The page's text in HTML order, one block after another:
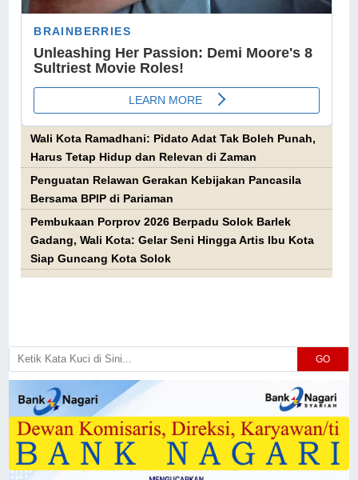
Wali Kota Ramadhani: Pidato Adat Tak Boleh Punah,
Harus Tetap Hidup dan Relevan di Zaman
Penguatan Relawan Gerakan Kebijakan Pancasila
Bersama BPIP di Pariaman
Pembukaan Porprov 2026 Berpadu Solok Barlek
Gadang, Wali Kota: Gelar Seni Hingga Artis Ibu Kota
Siap Guncang Kota Solok
GO